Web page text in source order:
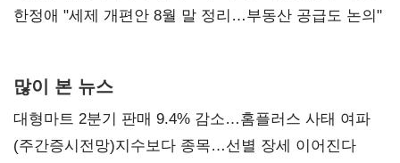
한정애 "세제 개편안 8월 말 정리…부동산 공급도 논의"
많이 본 뉴스
대형마트 2분기 판매 9.4% 감소…홈플러스 사태 여파
(주간증시전망)지수보다 종목…선별 장세 이어진다